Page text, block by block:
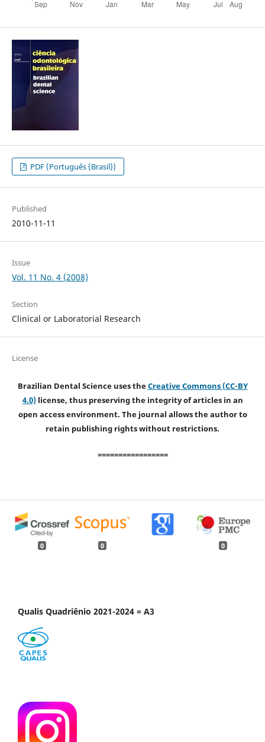
PDF (Português (Brasil))
Published
2010-11-11
Issue
Vol. 11 No. 4 (2008)
Section
Clinical or Laboratorial Research
License
Brazilian Dental Science uses theCreative Commons (CC-BY
4.0)license, thus preserving the integrity of articles in an
open access environment. The journal allows the author to
retain publishing rights without restrictions.
=================
0 0 0
Qualis Quadriênio 2021-2024 = A3